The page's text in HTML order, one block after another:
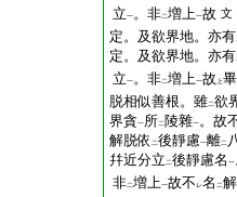
立一。非二増上一故 文
定。及欲界地。亦有
定。及欲界地。亦有
立一。非二増上一故 上
脱相似善根。雖二欲
界貪一所二 陵雜一。故
解脱依 二後靜慮一離二
幷近分立 二後靜慮名 一
非二増上一故不 レ名 二